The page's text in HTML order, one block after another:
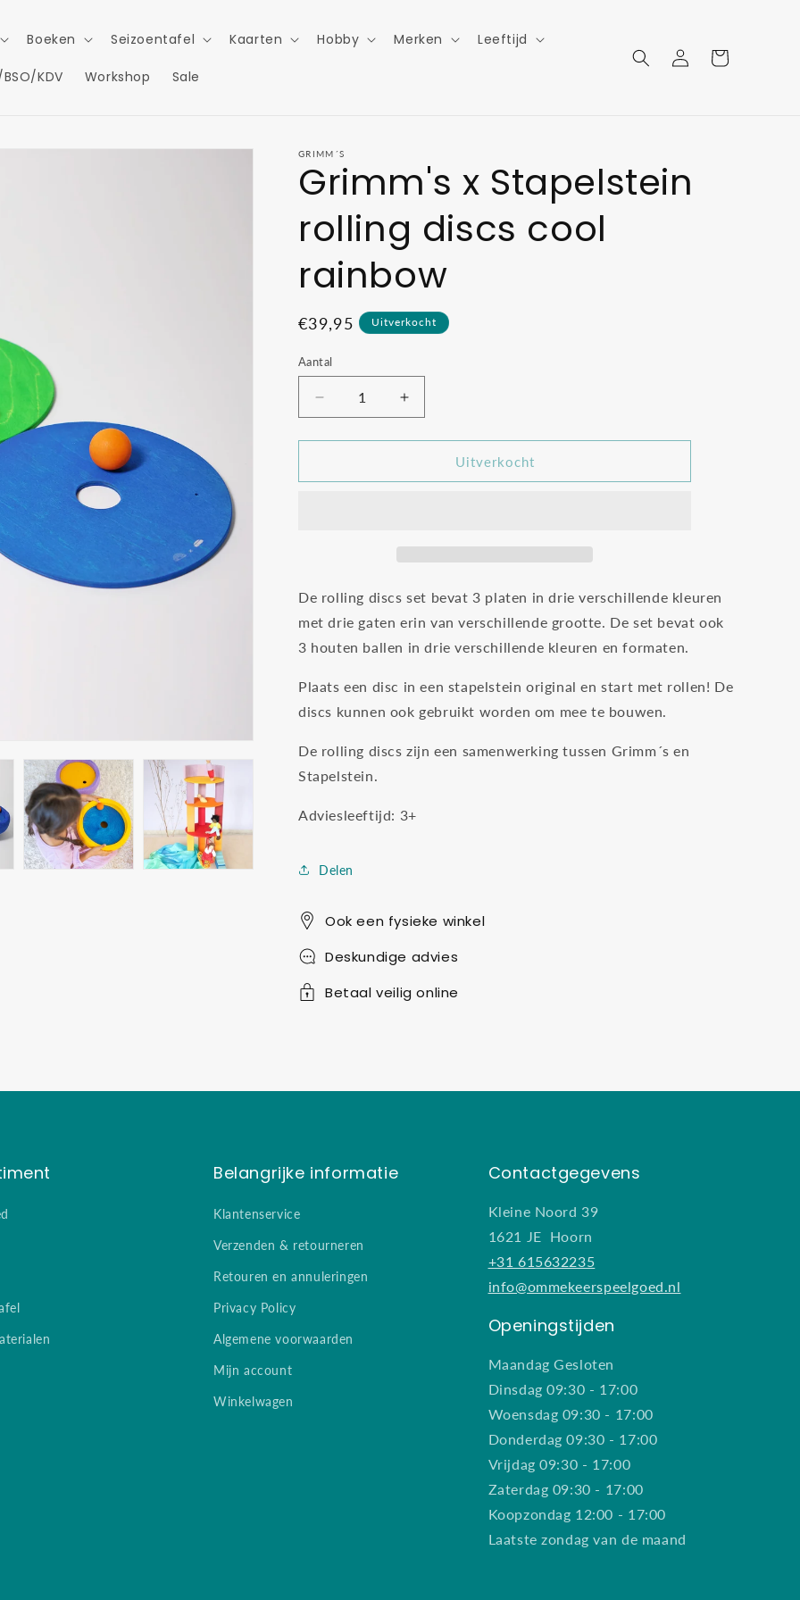
Boeken Seizoentafel Kaarten Hobby Merken Leeftijd
KDV Workshop Sale
Inloggen
Winkelwagen
GRIMM´S
Grimm's x Stapelstein
rolling discs cool
rainbow
Normale
€39,95 Uitverkocht
Aantal
Aantal
verlagen
voor
x
Aantal
verhogen
voor
Grimm&#39;s
x
Uitverkocht
De rolling discs set bevat 3 platen in drie verschillende kleuren
met drie gaten erin van verschillende grootte. De set bevat ook
3 houten ballen in drie verschillende kleuren en formaten.
Plaats een disc in een stapelstein original en start met rollen! De
discs kunnen ook gebruikt worden om mee te bouwen.
De rolling discs zijn een samenwerking tussen Grimm´s en
Stapelstein.
Adviesleeftijd: 3+
Delen
Ook een fysieke winkel
Deskundige advies
Betaal veilig online
Belangrijke informatie
Klantenservice
Verzenden & retourneren
Retouren en annuleringen
Privacy Policy
Algemene voorwaarden
Mijn account
Winkelwagen
Contactgegevens
Kleine Noord 39
1621 JE Hoorn
+31 615632235
info@ommekeerspeelgoed.nl
Openingstijden
Maandag Gesloten
Dinsdag 09:30 - 17:00
Woensdag 09:30 - 17:00
Donderdag 09:30 - 17:00
Vrijdag 09:30 - 17:00
Zaterdag 09:30 - 17:00
Koopzondag 12:00 - 17:00
Laatste zondag van de maand